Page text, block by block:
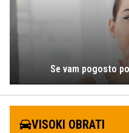
Se vam pogosto
VISOKI OBRATI